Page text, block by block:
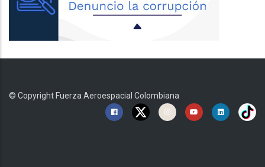
© Copyright Fuerza Aeroespacial Colombiana